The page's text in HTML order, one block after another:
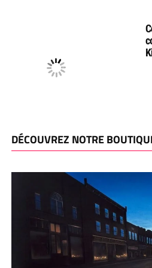
DÉCOUVREZ NOTRE